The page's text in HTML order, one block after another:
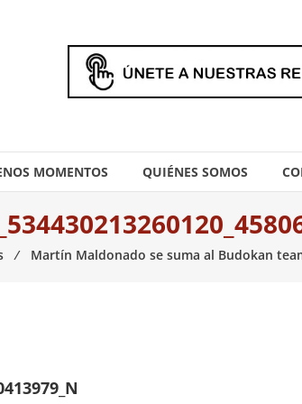
MOMENTOS QUIÉNES SOMOS
⁄ Martín Maldonado se suma al Budokan